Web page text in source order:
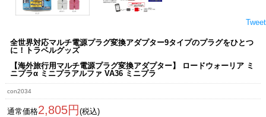
Tweet
全世界対応マルチ電源プラグ変換アダプター9タイプのプラグをひとつ
に！トラベルグッズ
【海外旅行用マルチ電源プラグ変換アダプター】 ロードウォーリア ミ
ニプラα ミニプラアルファ VA36 ミニプラ
con2034
通常価格2,805円 (税込)